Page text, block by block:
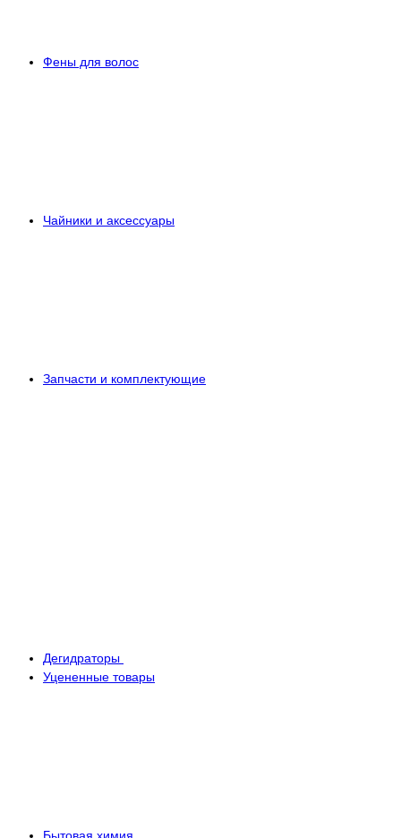
Фены для волос
Чайники и аксессуары
Запчасти и комплектующие
Дегидраторы
Уцененные товары
Бытовая химия